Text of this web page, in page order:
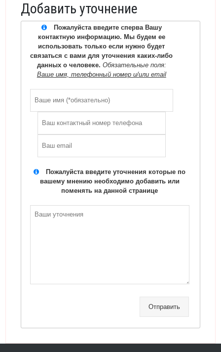
Добавить уточнение
Пожалуйста введите сперва Вашу
контактную информацию. Мы будем ее
использовать только если нужно будет
связаться с вами для уточнения каких-либо
данных о человеке. Обязательные поля:
Ваше имя, телефонный номер и/или email
Пожалуйста введите уточнения которые по
вашему мнению необходимо добавить или
поменять на данной странице
Отправить